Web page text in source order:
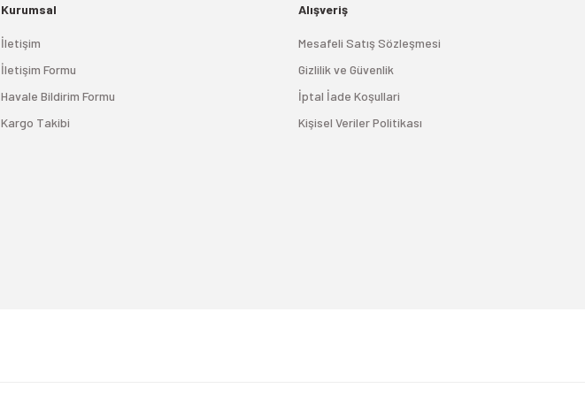
Kurumsal
İletişim
İletişim Formu
Havale Bildirim Formu
Kargo Takibi
Alışveriş
Mesafeli Satış Sözleşmesi
Gizlilik ve Güvenlik
İptal İade Koşullari
Kişisel Veriler Politikası